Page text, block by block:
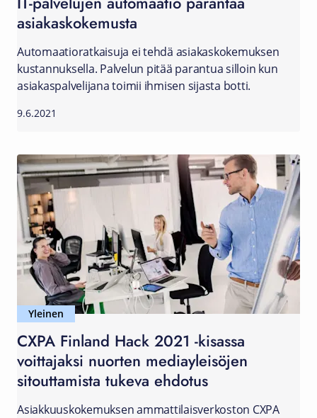
asiakaskokemusta
Automaatioratkaisuja ei tehdä asiakaskokemuksen
kustannuksella. Palvelun pitää parantua silloin kun
asiakaspalvelijana toimii ihmisen sijasta botti.
9.6.2021
Yleinen
CXPA Finland Hack 2021 -kisassa
voittajaksi nuorten mediayleisöjen
sitouttamista tukeva ehdotus
Asiakkuuskokemuksen ammattilaisverkoston CXPA